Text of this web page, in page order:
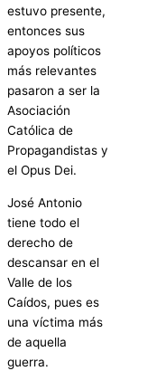
estuvo presente,
entonces sus
apoyos políticos
más relevantes
pasaron a ser la
Asociación
Católica de
Propagandistas y
el Opus Dei.
José Antonio
tiene todo el
derecho de
descansar en el
Valle de los
Caídos, pues es
una víctima más
de aquella
guerra.